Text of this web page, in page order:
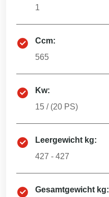
1
Ccm:
565
Kw:
15 / (20 PS)
Leergewicht kg:
427 - 427
Gesamtgewicht kg: